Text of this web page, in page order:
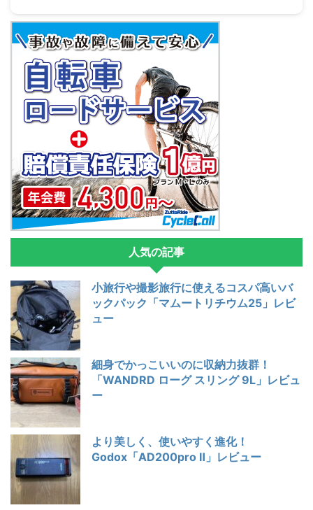
人気の記事
小旅行や撮影旅行に使えるコスパ高いバ
ックパック「マムートリチウム25」レビ
ュー
細身でかっこいいのに収納力抜群！
「WANDRD ローグ スリング 9L」レビュ
ー
より美しく、使いやすく進化！
Godox「AD200pro Ⅱ」レビュー